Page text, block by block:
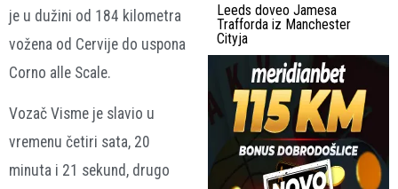
je u dužini od 184 kilometra
vožena od Cervije do uspona
Corno alle Scale.
Vozač Visme je slavio u
vremenu četiri sata, 20
minuta i 21 sekund, drugo
Leeds doveo Jamesa
Trafforda iz Manchester
Cityja